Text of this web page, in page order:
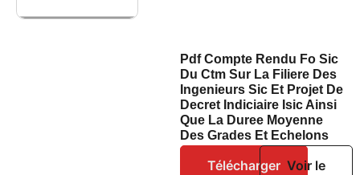
Pdf Compte Rendu Fo Sic
Du Ctm Sur La Filiere Des
Ingenieurs Sic Et Projet De
Decret Indiciaire Isic Ainsi
Que La Duree Moyenne
Des Grades Et Echelons
Télécharger Voir le